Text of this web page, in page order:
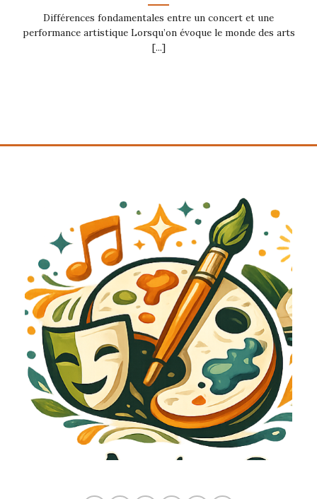
Différences fondamentales entre un concert et une
performance artistique Lorsqu’on évoque le monde des arts
[...]